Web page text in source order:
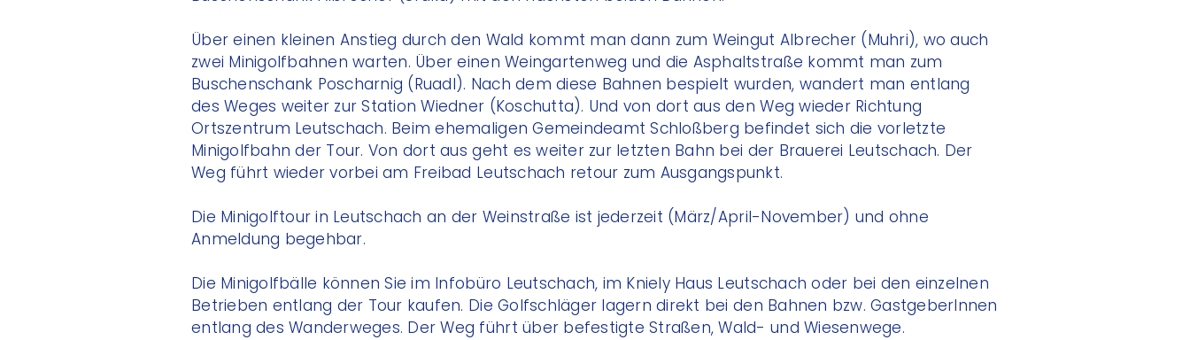
Über einen kleinen Anstieg durch den Wald kommt man dann zum Weingut Albrecher (Muhri), wo auch
zwei Minigolfbahnen warten. Über einen Weingartenweg und die Asphaltstraße kommt man zum
Buschenschank Poscharnig (Ruadl). Nach dem diese Bahnen bespielt wurden, wandert man entlang
des Weges weiter zur Station Wiedner (Koschutta). Und von dort aus den Weg wieder Richtung
Ortszentrum Leutschach. Beim ehemaligen Gemeindeamt Schloßberg befindet sich die vorletzte
Minigolfbahn der Tour. Von dort aus geht es weiter zur letzten Bahn bei der Brauerei Leutschach. Der
Weg führt wieder vorbei am Freibad Leutschach retour zum Ausgangspunkt.
Die Minigolftour in Leutschach an der Weinstraße ist jederzeit (März/April-November) und ohne
Anmeldung begehbar.
Die Minigolfbälle können Sie im Infobüro Leutschach, im Kniely Haus Leutschach oder bei den einzelnen
Betrieben entlang der Tour kaufen. Die Golfschläger lagern direkt bei den Bahnen bzw. GastgeberInnen
entlang des Wanderweges. Der Weg führt über befestigte Straßen, Wald- und Wiesenwege.